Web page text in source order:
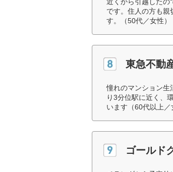
です。住人の方も
す。（50代／女性）
東急不動
憧れのマンション生
り3分位駅に近く、
います（60代以上／
ゴールド